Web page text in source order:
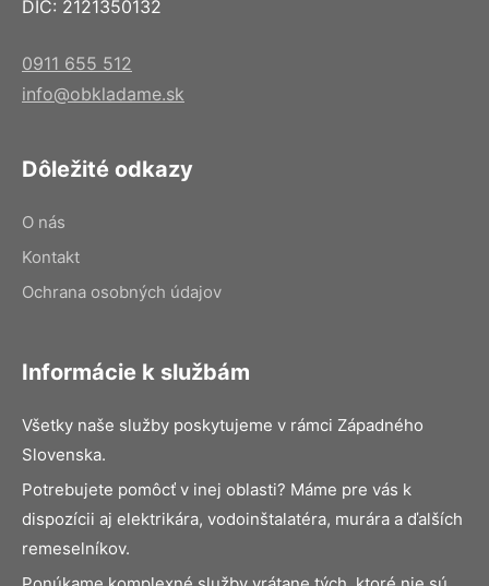
DIČ: 2121350132
0911 655 512
info@obkladame.sk
Dôležité odkazy
O nás
Kontakt
Ochrana osobných údajov
Informácie k službám
Všetky naše služby poskytujeme v rámci Západného
Slovenska.
Potrebujete pomôcť v inej oblasti? Máme pre vás k
dispozícii aj elektrikára, vodoinštalatéra, murára a ďalších
remeselníkov.